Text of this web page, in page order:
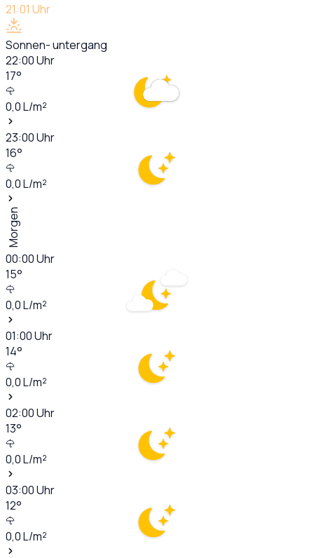
21:01 Uhr
Sonnen- untergang
22:00Uhr
17°
0,0L/m²
23:00Uhr
16°
0,0L/m²
Morgen
00:00Uhr
15°
0,0L/m²
01:00Uhr
14°
0,0L/m²
02:00Uhr
13°
0,0L/m²
03:00Uhr
12°
0,0L/m²